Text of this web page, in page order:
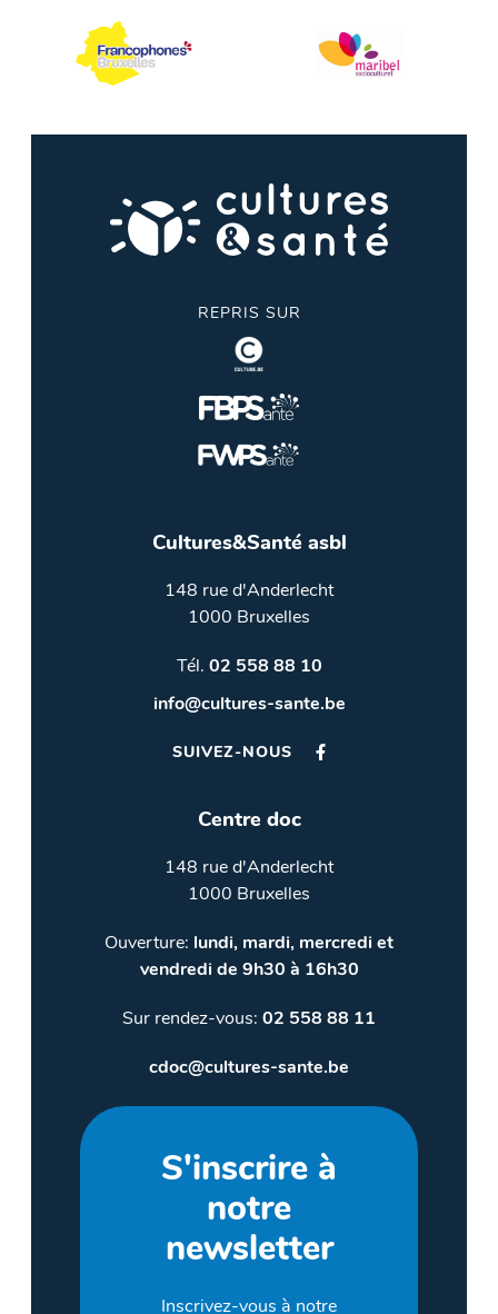
REPRIS SUR
Cultures&Santé asbl
148 rue d'Anderlecht
1000 Bruxelles
Tél. 02 558 88 10
info@cultures-sante.be
SUIVEZ-NOUS
Centre doc
148 rue d'Anderlecht
1000 Bruxelles
Ouverture: lundi, mardi, mercredi et
vendredi de 9h30 à 16h30
Sur rendez-vous: 02 558 88 11
cdoc@cultures-sante.be
S'inscrire à
notre
newsletter
Inscrivez-vous à notre